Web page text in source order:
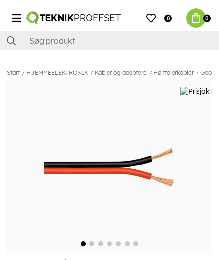
0 0
Start HJEMMEELEKTRONIK Kabler og adaptere Højttalerkabler